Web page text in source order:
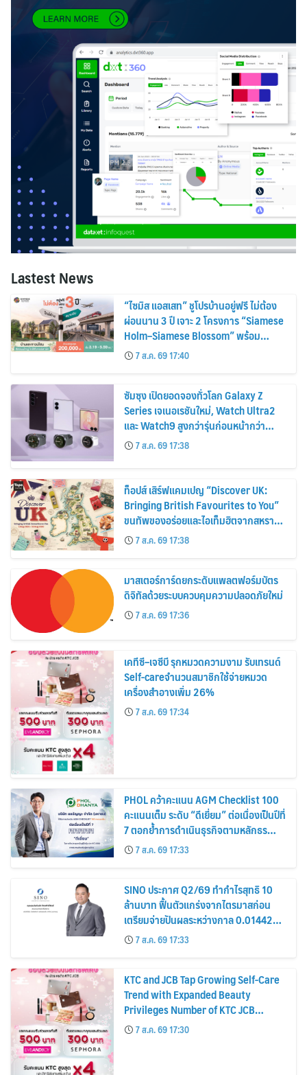
Lastest News
“ไซมิส แอสเสท” ชูโปรบ้านอยู่ฟรี ไม่ต้อง
ผ่อนนาน 3 ปี เจาะ 2 โครงการ “Siamese
Holm–Siamese Blossom” พร้อม
ส่วนลดและสิทธิพิเศษถึง 31 สิงหาคม
2569
7 ส.ค. 69 17:40
ซัมซุง เปิดยอดจองทั่วโลก Galaxy Z
Series เจเนอเรชันใหม่, Watch Ultra2
และ Watch9 สูงกว่ารุ่นก่อนหน้ากว่า
30%7 ส.ค. 69 17:38
ท็อปส์ เสิร์ฟแคมเปญ “Discover UK:
Bringing British Favourites to You”
ขนทัพของอร่อยและไอเท็มฮิตจากสหราช
อาณาจักร ส่งตรงถึงมือตั้งแต่วันนี้ – 18
สิงหาคมนี้
7 ส.ค. 69 17:38
มาสเตอร์การ์ดยกระดับแพลตฟอร์มบัตร
ดิจิทัลด้วยระบบควบคุมความปลอดภัยใหม่
7 ส.ค. 69 17:36
เคทีซี–เจซีบี รุกหมวดความงาม รับเทรนด์
Self-careจำนวนสมาชิกใช้จ่ายหมวด
เครื่องสำอางเพิ่ม 26%
7 ส.ค. 69 17:34
PHOL คว้าคะแนน AGM Checklist 100
คะแนนเต็ม ระดับ “ดีเยี่ยม” ต่อเนื่องเป็นปีที่
7 ตอกย้ำการดำเนินธุรกิจตามหลักธร
รมาภิบาล โปร่งใส สร้างความเชื่อมั่นผู้ถือ
หุ้น
7 ส.ค. 69 17:33
SINO ประกาศ Q2/69 ทำกำไรสุทธิ 10
ล้านบาท ฟื้นตัวแกร่งจากไตรมาสก่อน
เตรียมจ่ายปันผลระหว่างกาล 0.014423
บาทต่อหุ้น ครึ่งปีหลังมุ่งเติบโตต่อเนื่อง
7 ส.ค. 69 17:33
KTC and JCB Tap Growing Self-Care
Trend with Expanded Beauty
Privileges Number of KTC JCB
Cardmembers Spending on
Cosmetics Rises 26%
7 ส.ค. 69 17:30